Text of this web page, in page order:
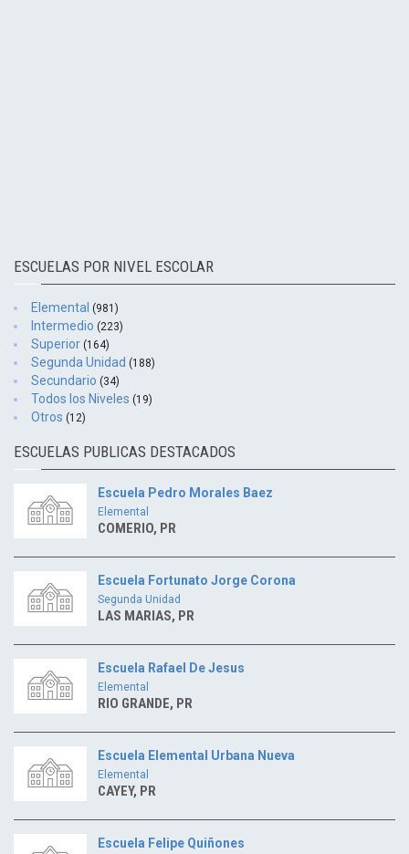
ESCUELAS POR NIVEL ESCOLAR
Elemental (981)
Intermedio (223)
Superior (164)
Segunda Unidad (188)
Secundario (34)
Todos los Niveles (19)
Otros (12)
ESCUELAS PUBLICAS DESTACADOS
Escuela Pedro Morales Baez
Elemental
COMERIO, PR
Escuela Fortunato Jorge Corona
Segunda Unidad
LAS MARIAS, PR
Escuela Rafael De Jesus
Elemental
RIO GRANDE, PR
Escuela Elemental Urbana Nueva
Elemental
CAYEY, PR
Escuela Felipe Quiñones